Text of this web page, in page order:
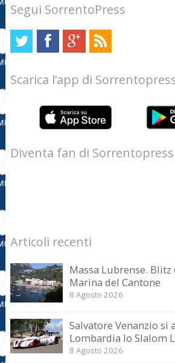
Segui SorrentoPress
Scarica l’app di
Diventa fan di Sorrentopress
Articoli recenti
Massa Lubrense.
Marina del Cantone
8 Agosto 2026
Salvatore Venanzio si
Lombardia lo Slalom
8 Agosto 2026